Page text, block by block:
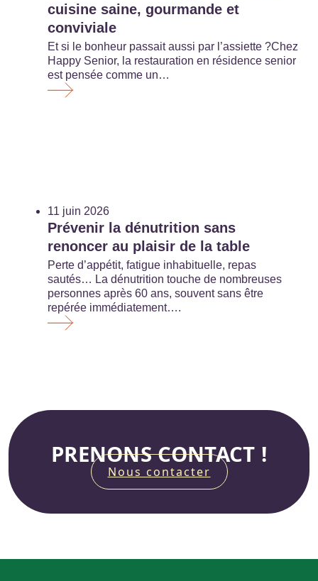
cuisine saine, gourmande et
conviviale
Et si le bonheur passait aussi par l’assiette ?Chez
Happy Senior, la restauration en résidence senior
est pensée comme un…
11 juin 2026
Prévenir la dénutrition sans
renoncer au plaisir de la table
Perte d’appétit, fatigue inhabituelle, repas
sautés… La dénutrition touche de nombreuses
personnes après 60 ans, souvent sans être
repérée immédiatement….
PRENONS CONTACT !
Nous contacter